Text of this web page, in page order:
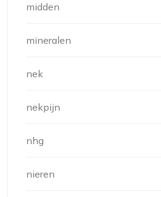
midden
mineralen
nek
nekpijn
nhg
nieren